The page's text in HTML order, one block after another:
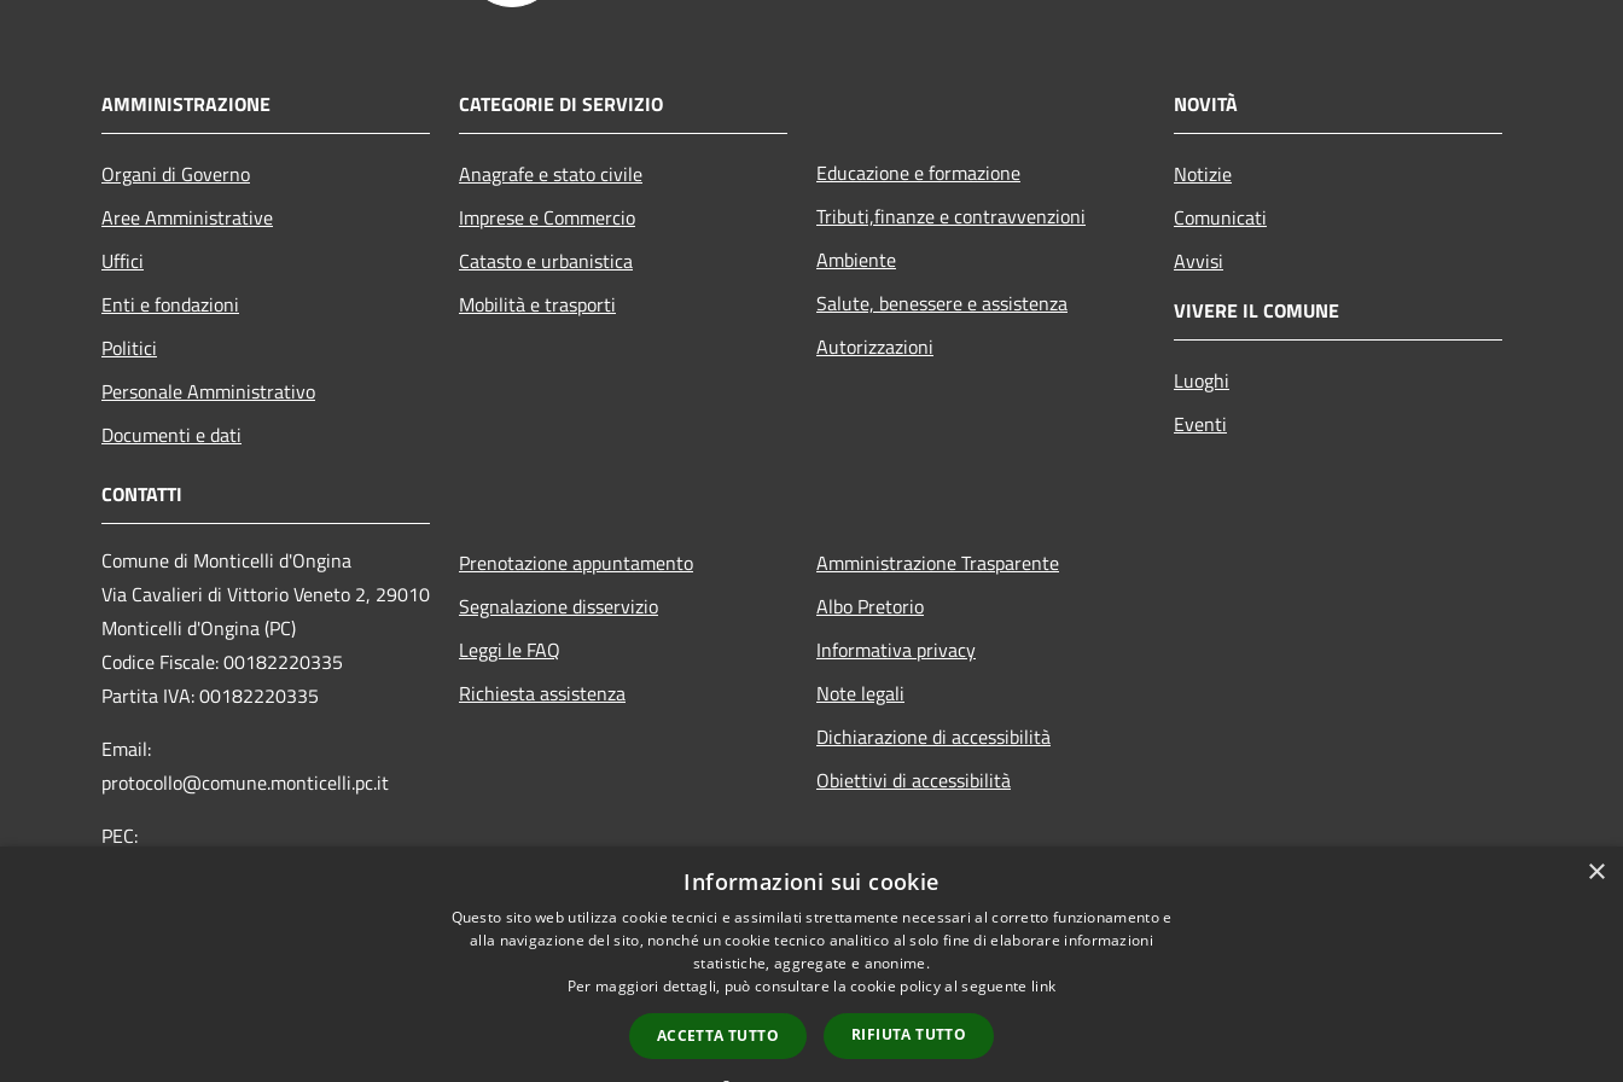
AMMINISTRAZIONE
Organi di Governo
Aree Amministrative
Uffici
Enti e fondazioni
Politici
Personale Amministrativo
Documenti e dati
CATEGORIE DI SERVIZIO
Anagrafe e stato civile
Imprese e Commercio
Catasto e urbanistica
Mobilità e trasporti
Educazione e formazione
Tributi,finanze e contravvenzioni
Ambiente
Salute, benessere e assistenza
Autorizzazioni
NOVITÀ
Notizie
Comunicati
Avvisi
VIVERE IL COMUNE
Luoghi
Eventi
CONTATTI
Comune di Monticelli d'Ongina
Via Cavalieri di Vittorio Veneto 2, 29010
Monticelli d'Ongina (PC)
Codice Fiscale: 00182220335
Partita IVA: 00182220335
Email:
protocollo@comune.monticelli.pc.it
PEC:
Prenotazione appuntamento
Segnalazione disservizio
Leggi le FAQ
Richiesta assistenza
Amministrazione Trasparente
Albo Pretorio
Informativa privacy
Note legali
Dichiarazione di accessibilità
Obiettivi di accessibilità
Copyright © 2026 • Comune di Monticelli d'Ongina • Powered by
×
Informazioni sui cookie
Questo sito web utilizza cookie tecnici e assimilati strettamente necessari al corretto funzionamento e
alla navigazione del sito, nonché un cookie tecnico analitico al solo fine di elaborare informazioni
statistiche, aggregate e anonime.
Per maggiori dettagli, può consultare la cookie policy al seguente link
ACCETTA TUTTO RIFIUTA TUTTO